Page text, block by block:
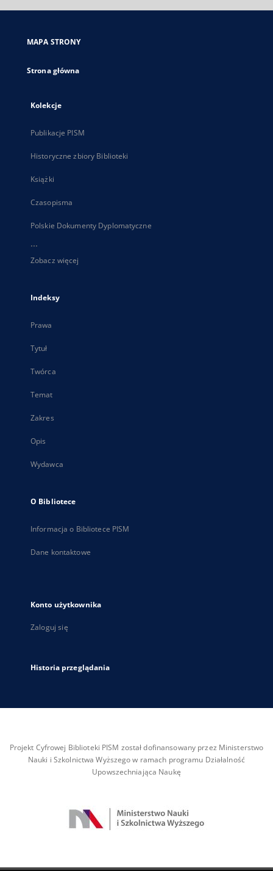
się
karcie
MAPA STRONY
Strona główna
Kolekcje
Publikacje PISM
Historyczne zbiory Biblioteki
Książki
Czasopisma
Polskie Dokumenty Dyplomatyczne
...
Zobacz więcej
Indeksy
Prawa
Tytuł
Twórca
Temat
Zakres
Opis
Wydawca
O Bibliotece
Informacja o Bibliotece PISM
Dane kontaktowe
Konto użytkownika
Zaloguj się
Historia przeglądania
Projekt Cyfrowej Biblioteki PISM został dofinansowany przez Ministerstwo
Nauki i Szkolnictwa Wyższego w ramach programu Działalność
Upowszechniająca Naukę